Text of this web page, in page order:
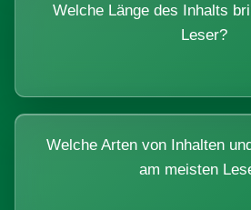
Welche Länge des Inhalts
Leser?
Welche Arten von Inhalten
am meisten